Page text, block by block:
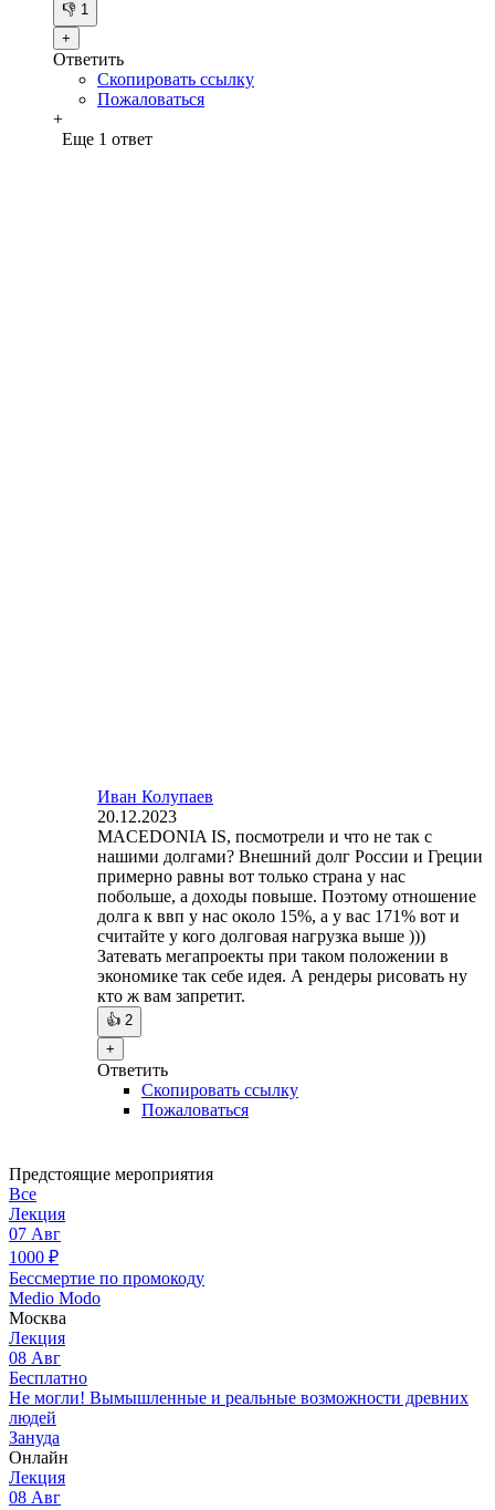
👎 1
+
Ответить
Скопировать ссылку
Пожаловаться
+
Еще 1 ответ
Иван Колупаев
20.12.2023
MACEDONIA IS, посмотрели и что не так с
нашими долгами? Внешний долг России и Греции
примерно равны вот только страна у нас
побольше, а доходы повыше. Поэтому отношение
долга к ввп у нас около 15%, а у вас 171% вот и
считайте у кого долговая нагрузка выше )))
Затевать мегапроекты при таком положении в
экономике так себе идея. А рендеры рисовать ну
кто ж вам запретит.
👍 2
+
Ответить
Скопировать ссылку
Пожаловаться
Предстоящие мероприятия
Все
Лекция
07 Авг
1000 ₽
Бессмертие по промокоду
Medio Modo
Москва
Лекция
08 Авг
Бесплатно
Не могли! Вымышленные и реальные возможности древних
людей
Зануда
Онлайн
Лекция
08 Авг